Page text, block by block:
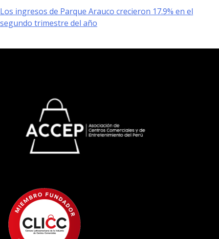
Los ingresos de Parque Arauco crecieron 17.9% en el
segundo trimestre del año